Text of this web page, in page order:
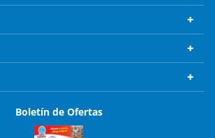
Boletín de Ofertas